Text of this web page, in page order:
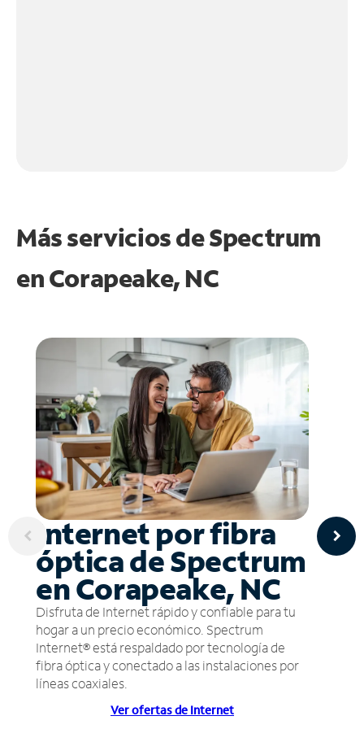
Más servicios de Spectrum
enCorapeake, NC
Internet por fibra
óptica de Spectrum
en Corapeake, NC
Disfruta de Internet rápido y confiable para tu
hogar a un precio económico. Spectrum
Internet® está respaldado por tecnología de
fibra óptica y conectado a las instalaciones por
líneas coaxiales.
Ver ofertas de Internet